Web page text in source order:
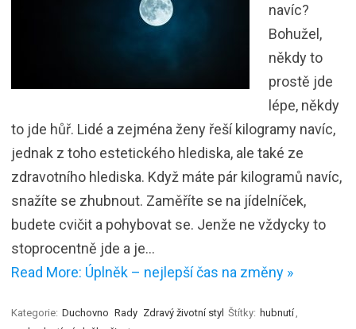
navíc?
Bohužel,
někdy to
prostě jde
lépe, někdy
to jde hůř. Lidé a zejména ženy řeší kilogramy navíc,
jednak z toho estetického hlediska, ale také ze
zdravotního hlediska. Když máte pár kilogramů navíc,
snažíte se zhubnout. Zaměříte se na jídelníček,
budete cvičit a pohybovat se. Jenže ne vždycky to
stoprocentně jde a je…
Read More: Úplněk – nejlepší čas na změny »
Kategorie: Duchovno Rady Zdravý životní styl Štítky: hubnutí